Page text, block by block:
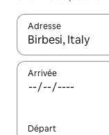
Adresse
Lorsque les
Arrivée
Départ